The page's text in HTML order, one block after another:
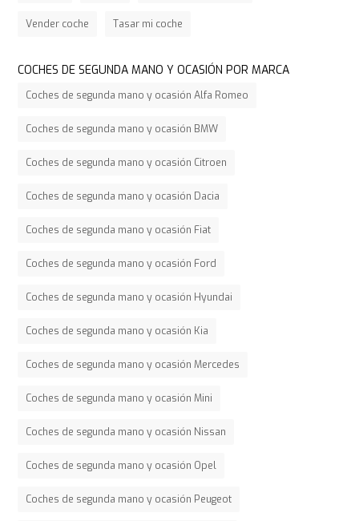
Vender coche Tasar mi coche
COCHES DE SEGUNDA MANO Y OCASIÓN POR MARCA
Coches de segunda mano y ocasión Alfa Romeo
Coches de segunda mano y ocasión BMW
Coches de segunda mano y ocasión Citroen
Coches de segunda mano y ocasión Dacia
Coches de segunda mano y ocasión Fiat
Coches de segunda mano y ocasión Ford
Coches de segunda mano y ocasión Hyundai
Coches de segunda mano y ocasión Kia
Coches de segunda mano y ocasión Mercedes
Coches de segunda mano y ocasión Mini
Coches de segunda mano y ocasión Nissan
Coches de segunda mano y ocasión Opel
Coches de segunda mano y ocasión Peugeot